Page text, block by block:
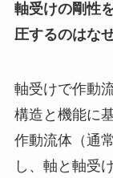
軸受けの剛性
圧するのはな
軸受けで作動
構造と機能に
作動流体（通
し、軸と軸受